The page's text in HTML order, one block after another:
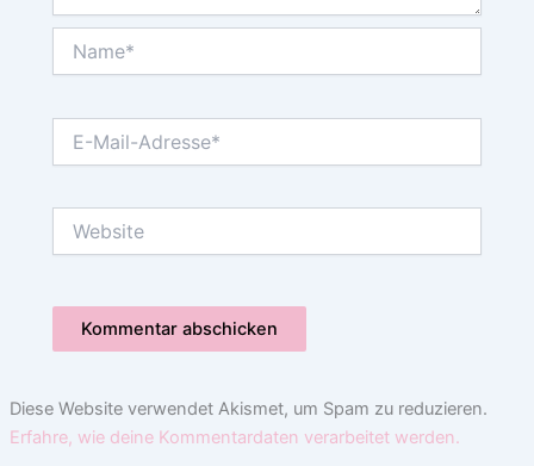
Mail-
Diese Website verwendet Akismet, um Spam zu reduzieren.
Erfahre, wie deine Kommentardaten verarbeitet werden.